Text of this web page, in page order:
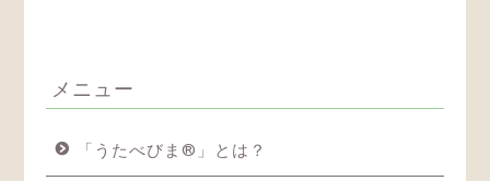
メニュー
「うたべびま®」とは？